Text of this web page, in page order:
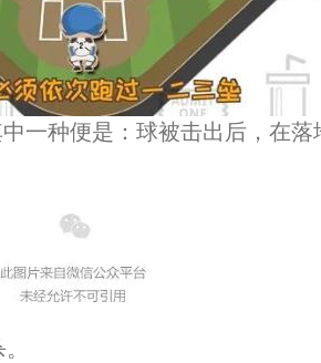
一种便是：球被击出后，在